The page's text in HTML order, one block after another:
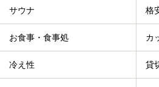
サウナ 格
お食事・食事処 カ
冷え性 貸